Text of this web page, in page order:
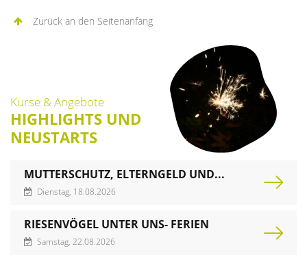
Zurück an den Seitenanfang
Kurse & Angebote
HIGHLIGHTS UND
NEUSTARTS
MUTTERSCHUTZ, ELTERNGELD UND...
Dienstag, 18.08.2026
RIESENVÖGEL UNTER UNS- FERIEN
Samstag, 22.08.2026